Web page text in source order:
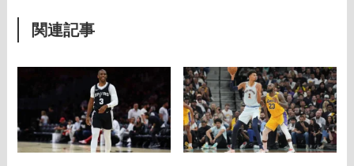
関連記事